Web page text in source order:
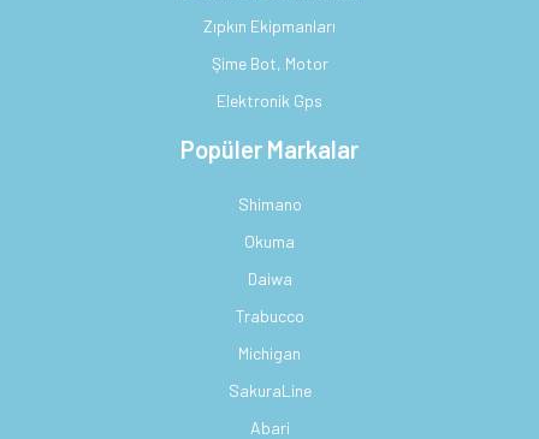
Zıpkın Ekipmanları
Şime Bot, Motor
Elektronik Gps
Popüler Markalar
Shimano
Okuma
Daiwa
Trabucco
Michigan
SakuraLine
Abari